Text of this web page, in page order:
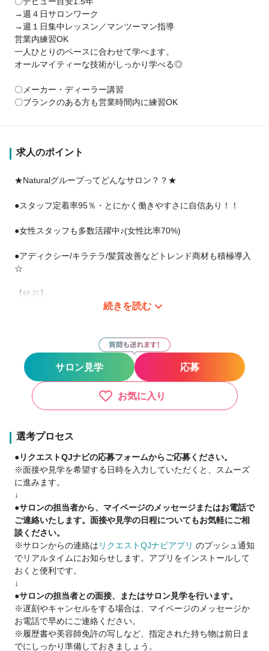
→週４日サロンワーク
→週１日集中レッスン／マンツーマン指導
営業内練習OK
一人ひとりのペースに合わせて学べます。
オールマイティーな技術がしっかり学べる◎
〇メーカー・ディーラー講習
〇ブランクのある方も営業時間内に練習OK
求人のポイント
★Naturalグループってどんなサロン？？★
●スタッフ定着率95％・とにかく働きやすさに自信あり！！
●女性スタッフも多数活躍中♪(女性比率70%)
●アディクシー/キラテラ/髪質改善などトレンド商材も積極導入
☆
【給与】
◆正社員アシスタント◆【基本保障22万～24万＋各種手当】
◆完全週休2日制！有給休暇！残業なし！◆
サロンワーク4日(実働8時間)、練習1日、お休み2日♪
【教育】
◆選べるデビュープラン♪◆
カリキュラムからデビューまでの期間を設定し、半年～1年半で
★今後も続々新店舗オープンのためチャンス多数★
●とにかく稼ぎたい！
●安定した収入が欲しい！
●プライベートも充実させたい！
●店長になりたい！
●マネージャーになりたい！
●FCオーナーになりたい！
なんでもお気軽にご相談ください♪
続きを読む
サロン見学 応募
お気に入り
選考プロセス
●リクエストQJナビの応募フォームからご応募ください。
※面接や見学を希望する日時を入力していただくと、スムーズ
に進みます。
↓
●サロンの担当者から、マイページのメッセージまたはお電話で
ご連絡いたします。面接や見学の日程についてもお気軽にご相
談ください。
※サロンからの連絡は リクエストQJナビアプリ のプッシュ通知
でリアルタイムにお知らせします。アプリをインストールして
おくと便利です。
↓
●サロンの担当者との面接、またはサロン見学を行います。
※遅刻やキャンセルをする場合は、マイページのメッセージか
お電話で早めにご連絡ください。
※履歴書や美容師免許の写しなど、指定された持ち物は前日ま
でにしっかり準備しておきましょう。